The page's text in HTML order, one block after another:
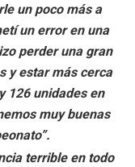
un poco más a
un error en una
perder una gran
y estar más cerca
126 unidades en
muy buenas
terrible en todo